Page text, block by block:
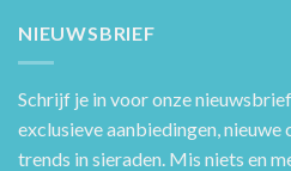
NIEUWSBRIEF
Schrijf je in voor onze
exclusieve aanbiedingen, nieuwe
trends in sieraden. Mis niets en